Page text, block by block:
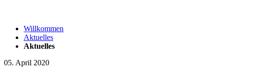
Willkommen
Aktuelles
Aktuelles
05. April 2020